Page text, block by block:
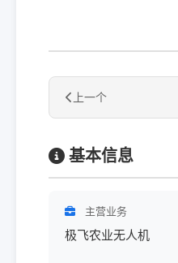
上一个
基本信息
主营业务
极飞农业无人机